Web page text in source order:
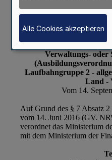
Alle Cookies akzeptieren